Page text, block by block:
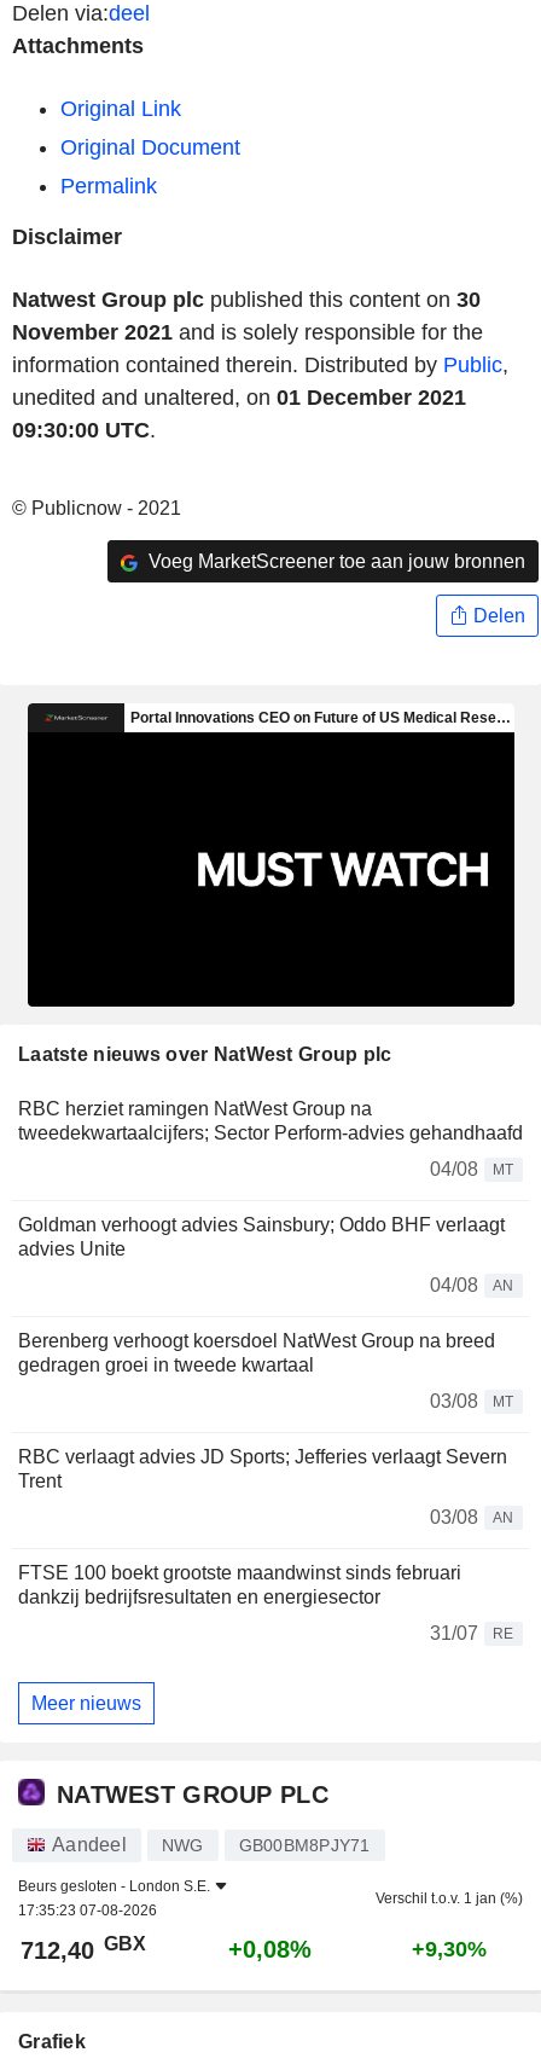
Delen via:deel
Attachments
Original Link
Original Document
Permalink
Disclaimer
Natwest Group plc published this content on 30
November 2021 and is solely responsible for the
information contained therein. Distributed by Public,
unedited and unaltered, on 01 December 2021
09:30:00 UTC.
© Publicnow - 2021
Voeg MarketScreener toe aan jouw bronnen
Delen
Laatste nieuws over NatWest Group plc
RBC herziet ramingen NatWest Group na
tweedekwartaalcijfers; Sector Perform-advies gehandhaafd
04/08
MT
Goldman verhoogt advies Sainsbury; Oddo BHF verlaagt
advies Unite
04/08
AN
Berenberg verhoogt koersdoel NatWest Group na breed
gedragen groei in tweede kwartaal
03/08
MT
RBC verlaagt advies JD Sports; Jefferies verlaagt Severn
Trent
03/08
AN
FTSE 100 boekt grootste maandwinst sinds februari
dankzij bedrijfsresultaten en energiesector
31/07
RE
Meer nieuws
NATWEST GROUP PLC
Aandeel NWG GB00BM8PJY71
Beurs gesloten - London S.E.
17:35:23 07-08-2026
Verschil t.o.v. 1 jan (%)
712,40 GBX +0,08% +9,30%
Grafiek